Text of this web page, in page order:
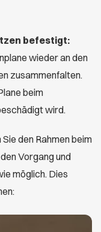
befestigt:
wieder an den
zusammenfalten.
beim
wird.
Sie den Rahmen beim
Vorgang und
möglich. Dies